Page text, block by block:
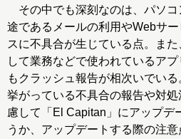
その中でも深刻なのは、パソコ
途であるメールの利用やWebサ
スに不具合が生じている点。また
して業務などで使われているア
もクラッシュ報告が相次いでい
挙がっている不具合の報告や対
慮して「El Capitan」にアップデ
うか、アップデートする際の注